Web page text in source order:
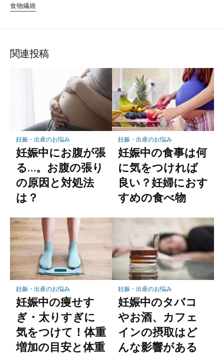
食物繊維
関連投稿
妊娠・出産のお悩み
妊娠中にお腹が張
る…。お腹の張り
の原因と対処法
は？
妊娠・出産のお悩み
妊娠中の食事は何
に気をつければ
良い？妊婦におす
すめの食べ物
妊娠・出産のお悩み
妊娠中の痩せす
ぎ・太りすぎに
気をつけて！体重
増加の目安と体重
妊娠・出産のお悩み
妊娠中のタバコ
やお酒、カフェ
インの摂取はど
んな影響がある